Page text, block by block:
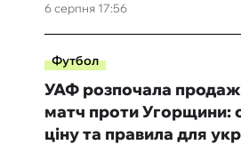
6 серпня 17:56
Футбол
УАФ розпочала продаж
матч проти Угорщини:
ціну та правила для